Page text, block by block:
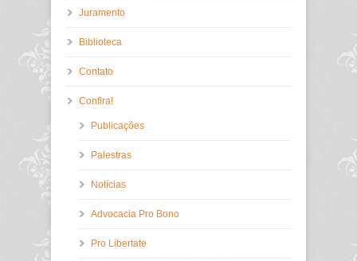
Juramento
Biblioteca
Contato
Confira!
Publicações
Palestras
Notícias
Advocacia Pro Bono
Pro Libertate